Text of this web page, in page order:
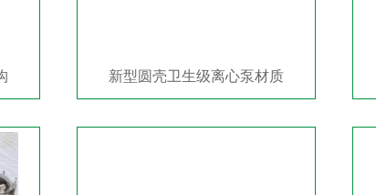
新型圆壳卫生级离心泵材质